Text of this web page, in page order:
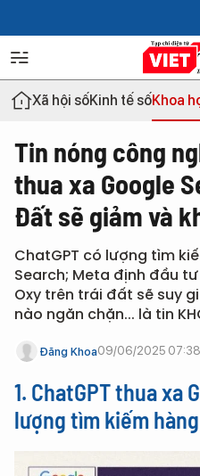
Xã hội sốKinh tế sốKhoa
Tin nóng công
thua xa Google
Đất sẽ giảm và
ChatGPT có lượng tìm
Search; Meta định đầu tư
Oxy trên trái đất sẽ suy
nào ngăn chặn... là tin
Đăng Khoa09/06/2025 07:38
1. ChatGPT thua xa
lượng tìm kiếm